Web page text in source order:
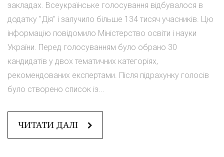
закладах. Всеукраїнське голосування відбувалося в
додатку "Дія" і залучило більше 134 тисяч учасників. Цю
інформацію повідомило Міністерство освіти і науки
України. Перед голосуванням було обрано 30
кандидатів у двох тематичних категоріях,
рекомендованих експертами. Після підрахунку голосів
було створено список із...
ЧИТАТИ ДАЛІ